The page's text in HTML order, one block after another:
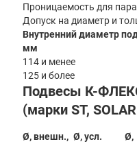
Проницаемость для пара
Допуск на диаметр и
Внутренний диаметр
мм
114 и менее
125 и более
Подвесы К-
(марки ST,
Ø, внешн., Ø, усл.
Ø,